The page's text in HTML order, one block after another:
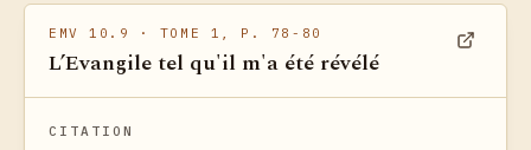
EMV 10.9 · TOME 1, P. 78-80
L’Evangile tel qu'il m'a été révélé
CITATION